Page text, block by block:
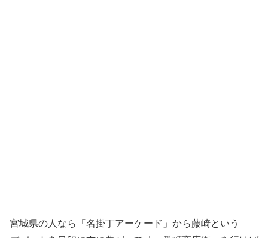
宮城県の人なら「名掛丁アーケード」から藤崎という